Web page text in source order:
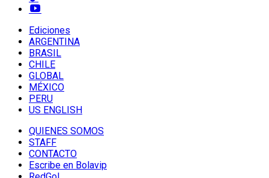
Ediciones
ARGENTINA
BRASIL
CHILE
GLOBAL
MÉXICO
PERU
US ENGLISH
QUIENES SOMOS
STAFF
CONTACTO
Escribe en Bolavip